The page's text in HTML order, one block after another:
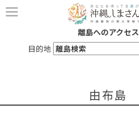
離島へのアクセス
目的地
由布島